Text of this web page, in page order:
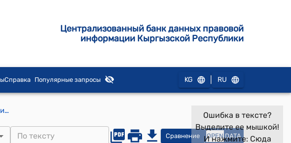
Централизованный банк данных правовой
информации Кыргызской Республики
Справка Популярные запросы KG RU
Постановление ЗС Жогорку Кенеша КР от 17 мая 1995 года 3 №80-1 "О присоединении Кыргызской Республики к Конвенции ООН о договорах международной купли-продажи товаров"
Сравнение OPEN DATA
Ошибка в тексте?
Выделите ее мышкой!
И нажмите: Сюда